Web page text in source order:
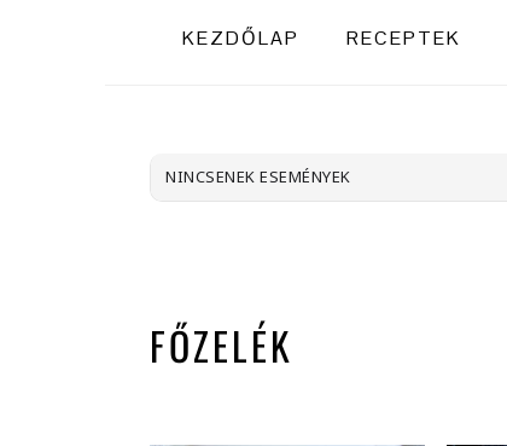
KEZDŐLAP RECEPTEK
NINCSENEK ESEMÉNYEK
FŐZELÉK